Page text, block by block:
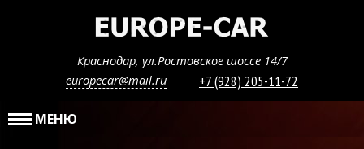
Краснодар, ул.Ростовское шоссе 14/7
europecar@mail.ru
+7 (928) 205-11-72
МЕНЮ